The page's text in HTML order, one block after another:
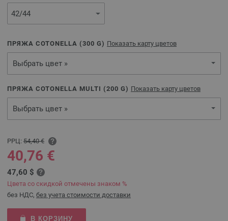
ПРЯЖА COTONELLA (300 G) Показать карту цветов
Выбрать цвет »
ПРЯЖА COTONELLA MULTI (200 G) Показать карту цветов
Выбрать цвет »
РРЦ: 54,40 €
40,76 €
47,60 $
Цвета со скидкой отмечены знаком %
без НДС, без учета стоимости доставки
В КОРЗИНУ